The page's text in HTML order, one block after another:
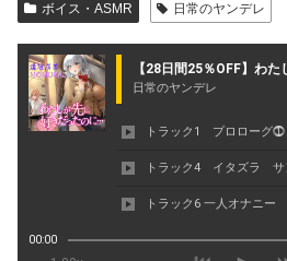
ボイス・ASMR 日常のヤンデレ